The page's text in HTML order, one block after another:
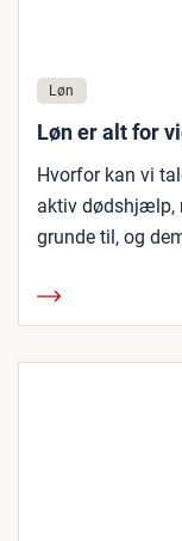
Løn
Løn er alt for
Hvorfor kan vi
aktiv dødshjælp,
grunde til, og